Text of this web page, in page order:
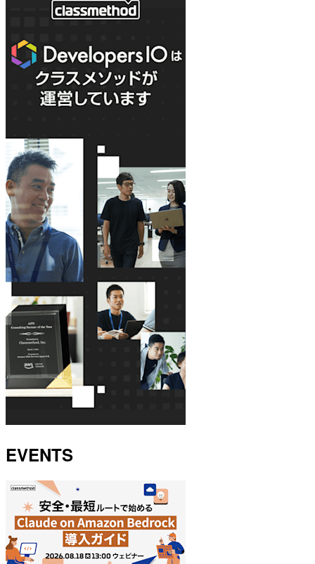
EVENTS